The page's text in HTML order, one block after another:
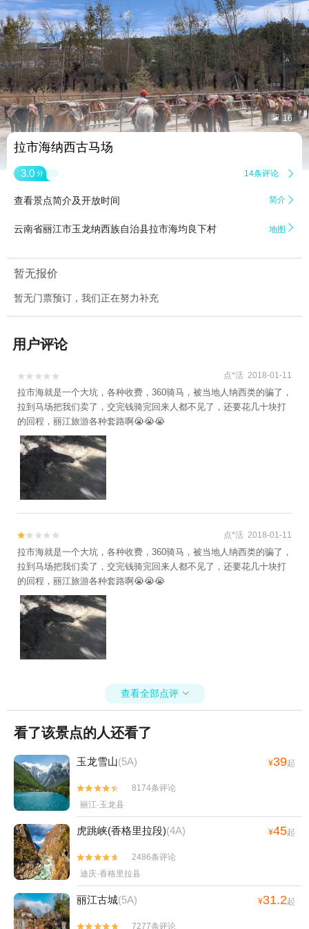
 16
拉市海纳西古马场
3.0 分 14条评论 
查看景点简介及开放时间 简介 
云南省丽江市玉龙纳西族自治县拉市海均良下村 地图 
暂无报价
暂无门票预订，我们正在努力补充
用户评论

 点*活 2018-01-11
拉市海就是一个大坑，各种收费，360骑马，被当地人纳西类的骗了，
拉到马场把我们卖了，交完钱骑完回来人都不见了，还要花几十块打
的回程，丽江旅游各种套路啊😭😭😭

 点*活 2018-01-11
拉市海就是一个大坑，各种收费，360骑马，被当地人纳西类的骗了，
拉到马场把我们卖了，交完钱骑完回来人都不见了，还要花几十块打
的回程，丽江旅游各种套路啊😭😭😭
查看全部点评 
看了该景点的人还看了
玉龙雪山(5A) ¥39起


8174条评论
丽江·玉龙县
虎跳峡(香格里拉段)(4A) ¥45起


2486条评论
迪庆·香格里拉县
丽江古城(5A) ¥31.2起

 7277条评论
